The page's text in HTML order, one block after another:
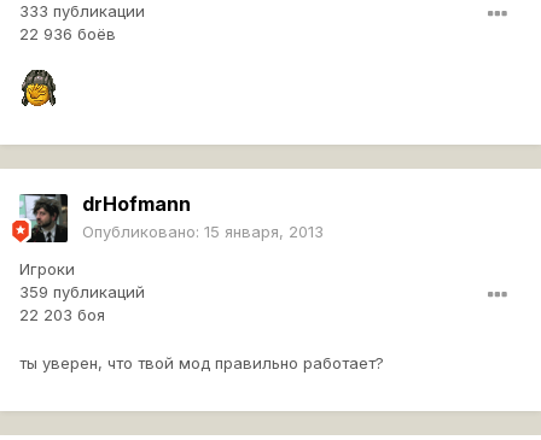
333 публикации
22 936 боёв
drHofmann
Опубликовано: 15 января, 2013
Игроки
359 публикаций
22 203 боя
ты уверен, что твой мод правильно работает?